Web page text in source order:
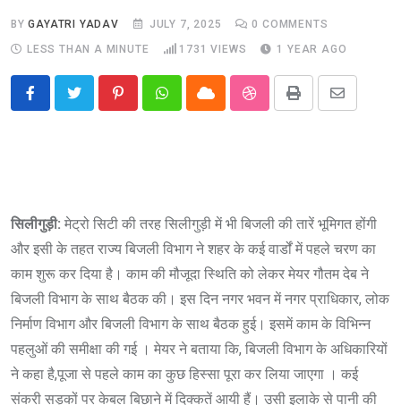
BYGAYATRI YADAV JULY 7, 2025 0 COMMENTS
LESS THAN A MINUTE
1731 VIEWS 1 YEAR AGO
PinterestWhatsappCloud StumbleUpon
Print
Share
सिलीगुड़ी: मेट्रो सिटी की तरह सिलीगुड़ी में भी बिजली की तारें भूमिगत होंगी
और इसी के तहत राज्य बिजली विभाग ने शहर के कई वार्डों में पहले चरण का
काम शुरू कर दिया है। काम की मौजूदा स्थिति को लेकर मेयर गौतम देब ने
बिजली विभाग के साथ बैठक की। इस दिन नगर भवन में नगर प्राधिकार, लोक
निर्माण विभाग और बिजली विभाग के साथ बैठक हुई। इसमें काम के विभिन्न
पहलुओं की समीक्षा की गई । मेयर ने बताया कि, बिजली विभाग के अधिकारियों
ने कहा है,पूजा से पहले काम का कुछ हिस्सा पूरा कर लिया जाएगा । कई
संकरी सड़कों पर केबल बिछाने में दिक्कतें आयी हैं। उसी इलाके से पानी की